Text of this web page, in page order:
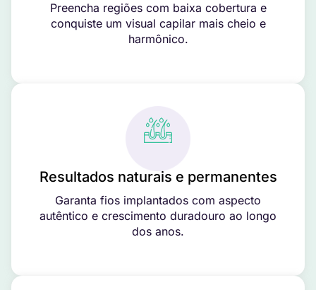
Preencha regiões com baixa cobertura e
conquiste um visual capilar mais cheio e
harmônico.
Resultados naturais e permanentes
Garanta fios implantados com aspecto
autêntico e crescimento duradouro ao longo
dos anos.